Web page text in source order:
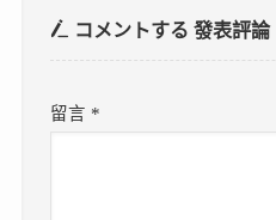
コメントする發表評論
留言 *